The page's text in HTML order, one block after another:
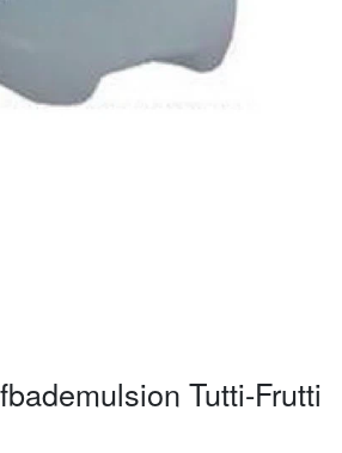
Tutti-Frutti